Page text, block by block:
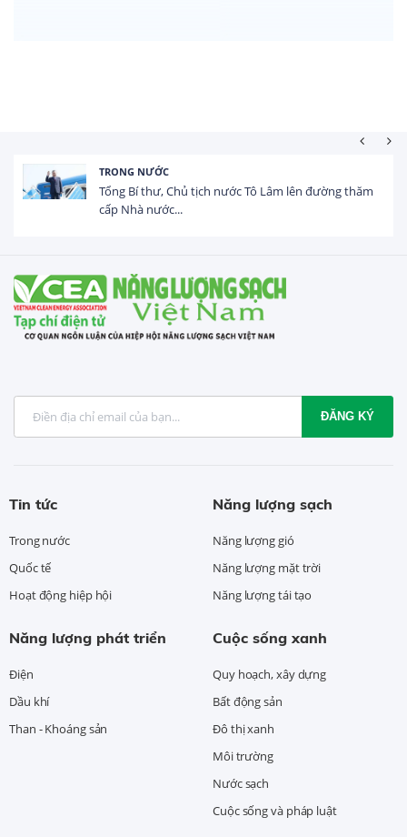
HOẠT ĐỘNG ĐẦU TƯ
Tổng vốn FDI đăng ký vào Việt Nam đạt gần 25 tỷ
USD trong 5 tháng...
ĐĂNG KÝ
Tin tức
Trong nước
Quốc tế
Hoạt động hiệp hội
Năng lượng sạch
Năng lượng gió
Năng lượng mặt trời
Năng lượng tái tạo
Năng lượng phát triển
Điện
Dầu khí
Than - Khoáng sản
Cuộc sống xanh
Quy hoạch, xây dựng
Bất động sản
Đô thị xanh
Môi trường
Nước sạch
Cuộc sống và pháp luật